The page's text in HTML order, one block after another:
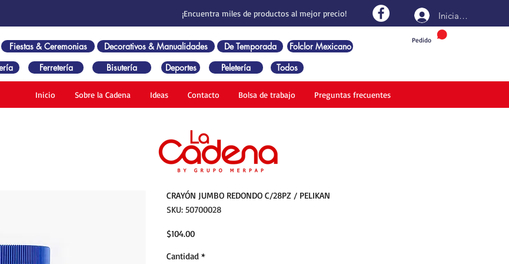
¡Encuentra miles de productos al mejor precio!
Pedido
Iniciar sesión
Fiestas & Ceremonias Decorativos & Manualidades De Temporada
Folclor Mexicano
Ferretería Bisutería Deportes Peletería Todos
Inicio Sobre la Cadena Ideas Contacto Bolsa de trabajo Preguntas frecuentes
CRAYÓN JUMBO REDONDO C/28PZ / PELIKAN
SKU: 50700028
$104.00Precio
Cantidad *